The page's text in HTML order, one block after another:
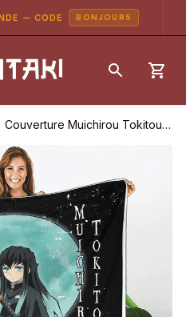
— CODE BONJOUR5
Couverture Muichirou Tokitou
Plaid Canapé